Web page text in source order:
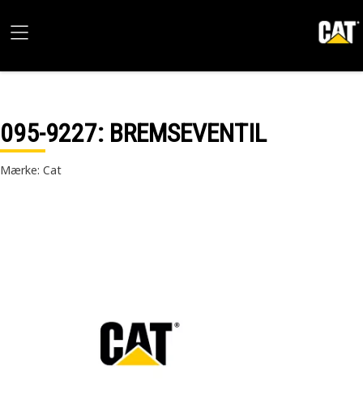
095-9227: BREMSEVENTIL
Mærke: Cat